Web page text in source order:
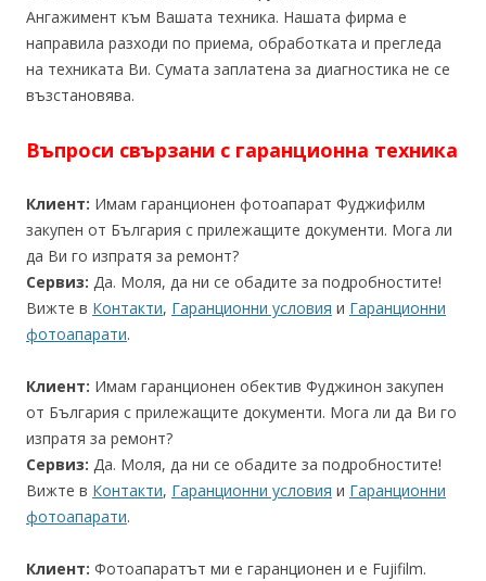
Ангажимент към Вашата техника. Нашата фирма е
направила разходи по приема, обработката и прегледа
на техниката Ви. Сумата заплатена за диагностика не се
възстановява.
Въпроси свързани с гаранционна техника
Клиент: Имам гаранционен фотоапарат Фуджифилм
закупен от България с прилежащите документи. Мога ли
да Ви го изпратя за ремонт?
Сервиз: Да. Моля, да ни се обадите за подробностите!
Вижте в Контакти, Гаранционни условия и Гаранционни
фотоапарати.
Клиент: Имам гаранционен обектив Фуджинон закупен
от България с прилежащите документи. Мога ли да Ви го
изпратя за ремонт?
Сервиз: Да. Моля, да ни се обадите за подробностите!
Вижте в Контакти, Гаранционни условия и Гаранционни
фотоапарати.
Клиент: Фотоапаратът ми е гаранционен и е Fujifilm.